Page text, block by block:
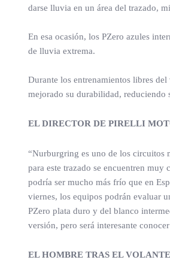
darse lluvia en un área del trazado,
En esa ocasión, los PZero azules
de lluvia extrema.
Durante los entrenamientos libres
mejorado su durabilidad, reduciendo
EL DIRECTOR DE PIRELLI
“Nurburgring es uno de los circuitos
para este trazado se encuentren
podría ser mucho más frío que en
viernes, los equipos podrán evaluar
PZero plata duro y del blanco
versión, pero será interesante
EL HOMBRE TRAS EL